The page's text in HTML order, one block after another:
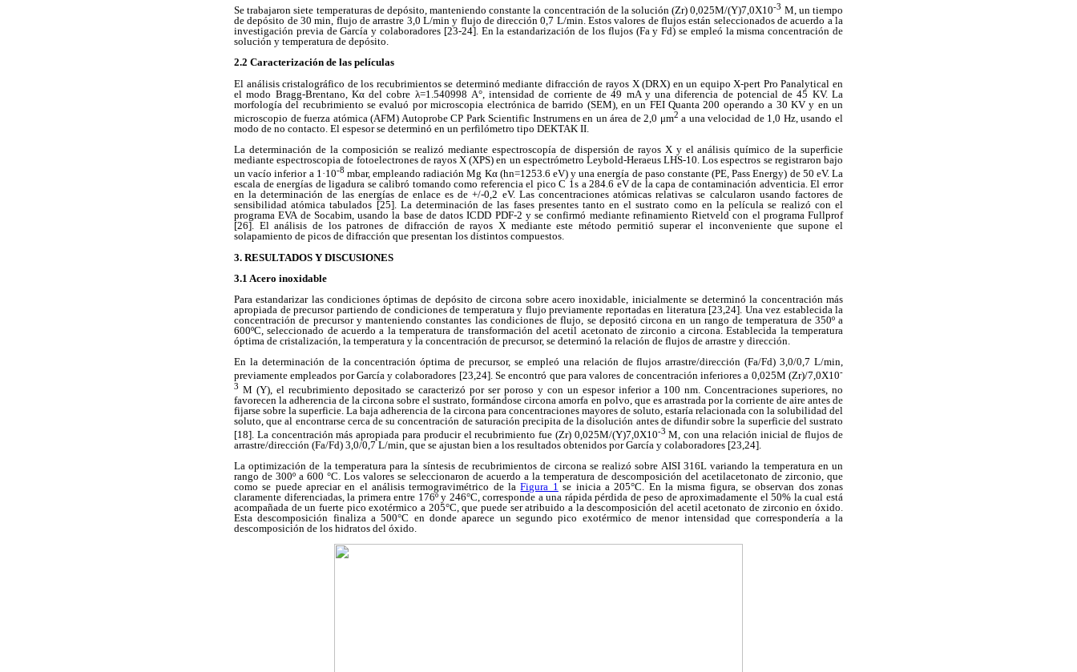
Se trabajaron siete temperaturas de depósito, manteniendo constante la concentración de la solución (Zr) 0,025M/(Y)7,0X10-3 M, un tiempo
de depósito de 30 min, flujo de arrastre 3,0 L/min y flujo de dirección 0,7 L/min. Estos valores de flujos están seleccionados de acuerdo a la
investigación previa de García y colaboradores [23-24]. En la estandarización de los flujos (Fa y Fd) se empleó la misma concentración de
solución y temperatura de depósito.
2.2 Caracterización de las películas
El análisis cristalográfico de los recubrimientos se determinó mediante difracción de rayos X (DRX) en un equipo X-pert Pro Panalytical en
el modo Bragg-Brentano, Kα del cobre λ=1.540998 A°, intensidad de corriente de 49 mA y una diferencia de potencial de 45 KV. La
morfología del recubrimiento se evaluó por microscopia electrónica de barrido (SEM), en un FEI Quanta 200 operando a 30 KV y en un
microscopio de fuerza atómica (AFM) Autoprobe CP Park Scientific Instrumens en un área de 2,0 μm2 a una velocidad de 1,0 Hz, usando el
modo de no contacto. El espesor se determinó en un perfilómetro tipo DEKTAK II.
La determinación de la composición se realizó mediante espectroscopía de dispersión de rayos X y el análisis químico de la superficie
mediante espectroscopia de fotoelectrones de rayos X (XPS) en un espectrómetro Leybold-Heraeus LHS-10. Los espectros se registraron bajo
un vacío inferior a 1·10-8 mbar, empleando radiación Mg Kα (hn=1253.6 eV) y una energía de paso constante (PE, Pass Energy) de 50 eV. La
escala de energías de ligadura se calibró tomando como referencia el pico C 1s a 284.6 eV de la capa de contaminación adventicia. El error
en la determinación de las energías de enlace es de +/-0,2 eV. Las concentraciones atómicas relativas se calcularon usando factores de
sensibilidad atómica tabulados [25]. La determinación de las fases presentes tanto en el sustrato como en la película se realizó con el
programa EVA de Socabim, usando la base de datos ICDD PDF-2 y se confirmó mediante refinamiento Rietveld con el programa Fullprof
[26]. El análisis de los patrones de difracción de rayos X mediante este método permitió superar el inconveniente que supone el
solapamiento de picos de difracción que presentan los distintos compuestos.
3. RESULTADOS Y DISCUSIONES
3.1 Acero inoxidable
Para estandarizar las condiciones óptimas de depósito de circona sobre acero inoxidable, inicialmente se determinó la concentración más
apropiada de precursor partiendo de condiciones de temperatura y flujo previamente reportadas en literatura [23,24]. Una vez establecida la
concentración de precursor y manteniendo constantes las condiciones de flujo, se depositó circona en un rango de temperatura de 350º a
600ºC, seleccionado de acuerdo a la temperatura de transformación del acetil acetonato de zirconio a circona. Establecida la temperatura
óptima de cristalización, la temperatura y la concentración de precursor, se determinó la relación de flujos de arrastre y dirección.
En la determinación de la concentración óptima de precursor, se empleó una relación de flujos arrastre/dirección (Fa/Fd) 3,0/0,7 L/min,
previamente empleados por García y colaboradores [23,24]. Se encontró que para valores de concentración inferiores a 0,025M (Zr)/7,0X10-
3 M (Y), el recubrimiento depositado se caracterizó por ser poroso y con un espesor inferior a 100 nm. Concentraciones superiores, no
favorecen la adherencia de la circona sobre el sustrato, formándose circona amorfa en polvo, que es arrastrada por la corriente de aire antes de
fijarse sobre la superficie. La baja adherencia de la circona para concentraciones mayores de soluto, estaría relacionada con la solubilidad del
soluto, que al encontrarse cerca de su concentración de saturación precipita de la disolución antes de difundir sobre la superficie del sustrato
[18]. La concentración más apropiada para producir el recubrimiento fue (Zr) 0,025M/(Y)7,0X10-3M, con una relación inicial de flujos de
arrastre/dirección (Fa/Fd) 3,0/0,7 L/min, que se ajustan bien a los resultados obtenidos por García y colaboradores [23,24].
La optimización de la temperatura para la síntesis de recubrimientos de circona se realizó sobre AISI 316L variando la temperatura en un
rango de 300º a 600 °C. Los valores se seleccionaron de acuerdo a la temperatura de descomposición del acetilacetonato de zirconio, que
como se puede apreciar en el análisis termogravimétrico de laFigura 1 se inicia a 205°C. En la misma figura, se observan dos zonas
claramente diferenciadas, la primera entre 176º y 246°C, corresponde a una rápida pérdida de peso de aproximadamente el 50% la cual está
acompañada de un fuerte pico exotérmico a 205°C, que puede ser atribuido a la descomposición del acetil acetonato de zirconio en óxido.
Esta descomposición finaliza a 500°C en donde aparece un segundo pico exotérmico de menor intensidad que correspondería a la
descomposición de los hidratos del óxido.